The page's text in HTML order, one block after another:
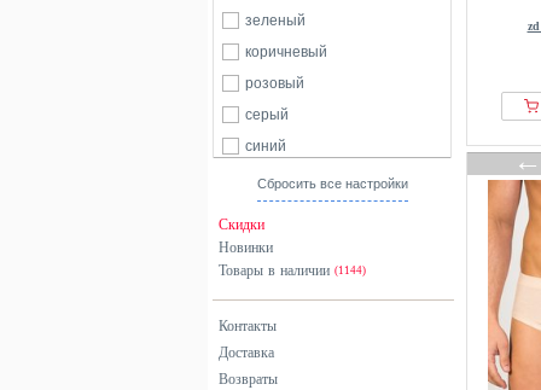
зеленый
коричневый
розовый
серый
синий
черный
Сбросить все настройки
Скидки
Новинки
Товары в наличии (1144)
Контакты
Доставка
Возвраты